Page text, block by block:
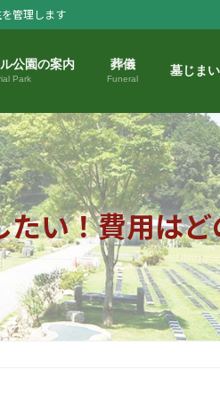
管理します
公園の案内
Park
葬儀
Funeral
墓じまい
い！費用は